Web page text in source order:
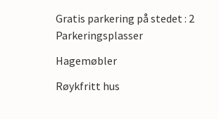
Gratis parkering på stedet : 2
Parkeringsplasser
Hagemøbler
Røykfritt hus